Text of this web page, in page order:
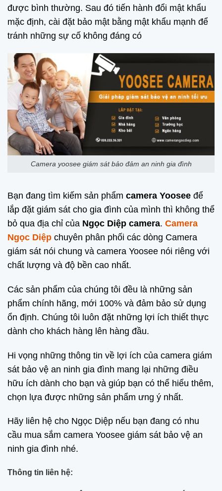
được bình thường. Sau đó tiến hành đổi mật khẩu
mặc định, cài đặt bảo mật bằng mật khẩu mạnh để
tránh những sự cố không đáng có
Camera yoosee giám sát bảo đảm an ninh gia đình
Bạn đang tìm kiếm sản phẩm camera Yoosee để
lắp đặt giám sát cho gia đình của mình thì không thể
bỏ qua địa chỉ của Ngọc Diệp camera. Camera
Ngọc Diệp chuyên phân phối các dòng Camera
giám sát nói chung và camera Yoosee nói riêng với
chất lượng và độ bền cao nhất.
Các sản phẩm của chúng tôi đều là những sản
phẩm chính hãng, mới 100% và đảm bảo sử dụng
ổn định. Chúng tôi luôn đặt những lợi ích thiết thực
dành cho khách hàng lên hàng đầu.
Hi vọng những thông tin về lợi ích của camera giám
sát bảo vệ an ninh gia đình mang lại những điều
hữu ích dành cho bạn và giúp bạn có thể hiểu thêm,
chọn lựa được những sản phẩm ưng ý nhất.
Hãy liên hệ cho Ngọc Diệp nếu bạn đang có nhu
cầu mua sắm camera Yoosee giám sát bảo vệ an
ninh gia đình nhé.
Thông tin liên hệ: